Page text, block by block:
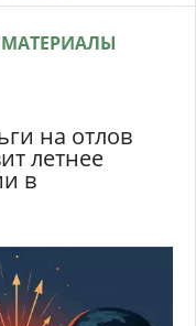
на отлов
летнее
в